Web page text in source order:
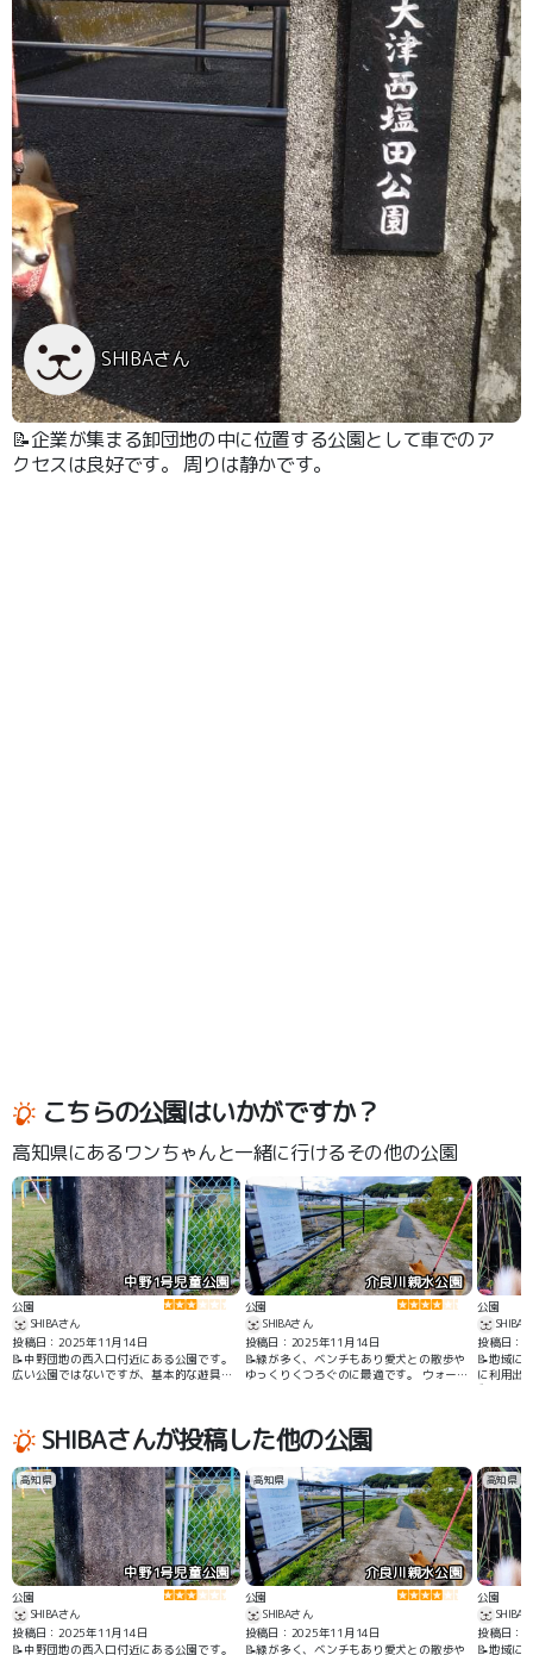
SHIBAさん
📝企業が集まる卸団地の中に位置する公園として車でのア
クセスは良好です。 周りは静かです。
こちらの公園はいかがですか？
高知県にあるワンちゃんと一緒に行けるその他の公園
中野1号児童公園
公園
SHIBAさん
投稿日：2025年11月14日
📝中野団地の西入口付近にある公園です。
広い公園ではないですが、基本的な遊具は
介良川親水公園
公園
SHIBAさん
投稿日：2025年11月14日
📝緑が多く、ベンチもあり愛犬との散歩や
ゆっくりくつろぐのに最適です。 ウォーキ
公園
SHIBA
投稿日：
📝地域に
に利用出
動かせま
SHIBAさんが投稿した他の公園
高知県
中野1号児童公園
公園
SHIBAさん
投稿日：2025年11月14日
📝中野団地の西入口付近にある公園です。
高知県
介良川親水公園
公園
SHIBAさん
投稿日：2025年11月14日
📝緑が多く、ベンチもあり愛犬との散歩や
高知県
公園
SHIBA
投稿日：
📝地域に